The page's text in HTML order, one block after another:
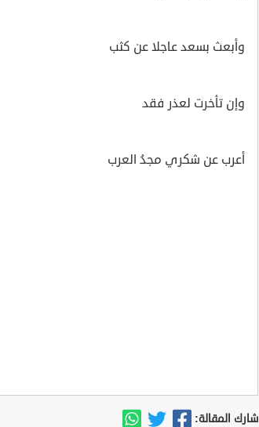
وأبعث بسعد عاجلا عن كثب
وإن تأخرت لعذر فقد
أعرب عن شكري مجدُ العرب
شارك المقالة: